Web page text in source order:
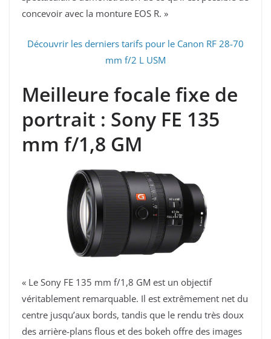
concevoir avec la monture EOS R. »
Découvrir les derniers tarifs pour le Canon RF 28-70
mm f/2 L USM
Meilleure focale fixe de
portrait : Sony FE 135
mm f/1,8 GM
« Le Sony FE 135 mm f/1,8 GM est un objectif
véritablement remarquable. Il est extrêmement net du
centre jusqu’aux bords, tandis que le rendu très doux
des arrière-plans flous et des bokeh offre des images